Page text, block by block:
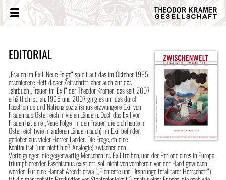
Theodor
Kramer
Menü
EDITORIAL
„Frauen im Exil. Neue Folge“ spielt auf das im Oktober 1995
erschienene Heft dieser Zeitschrift, aber auch auf das
Jahrbuch „Frauen im Exil“ der Theodor Kramer, das seit 2007
erhältlich ist, an. 1995 und 2007 ging es um das durch
Faschismus und Nationalsozialismus erzwungene Exil von
Frauen aus Österreich in vielen Ländern. Doch das Exil von
Frauen hat eine „Neue Folge“ in den Frauen, die sich heute in
Österreich (wie in anderen Ländern auch) im Exil befinden,
geflohen aus vieler Herren Länder. Die Frage, ob eine
Kontinuität (und nicht bloß Analogie) zwischen den
Verfolgungen, die gegenwärtig Menschen ins Exil treiben, und der Periode eines in Europa
triumphierenden Faschismus existiert, soll nicht von vornherein von der Hand gewiesen
werden. Für eine Hannah Arendt etwa („Elemente und Ursprünge totalitärer Herrschaft“)